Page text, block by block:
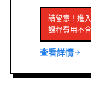
請留意！進
課程費用不
查看詳情